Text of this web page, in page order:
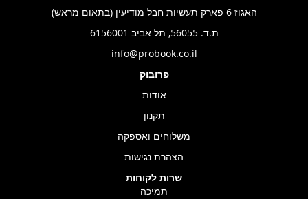
האגוז 6 פארק תעשיות חבל מודיעין (בתאום מראש)
ת.ד. 56055, תל אביב 6156001
info@probook.co.il
פרובוק
אודות
תקנון
משלוחים ואספקה
הצהרת נגישות
שרות לקוחות
תמיכה